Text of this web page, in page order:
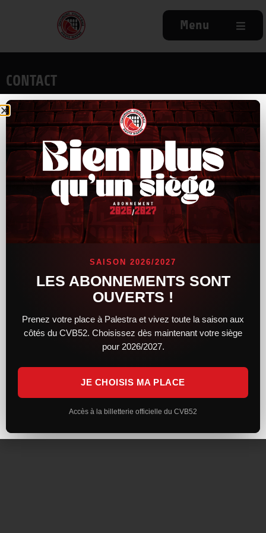
Menu
CONTACT
9, rue Antoine de St-Exupéry
52000 Chaumont
03.25.31.79.34
NAVIGATION
Accueil
Actu
Billetterie
SUIVEZ-NOUS
Inscrivez-vous à la Newsletter
SAISON 2026/2027
LES ABONNEMENTS SONT
OUVERTS !
Prenez votre place à Palestra et vivez toute la saison aux
côtés du CVB52. Choisissez dès maintenant votre siège
pour 2026/2027.
JE CHOISIS MA PLACE
Accès à la billetterie officielle du CVB52